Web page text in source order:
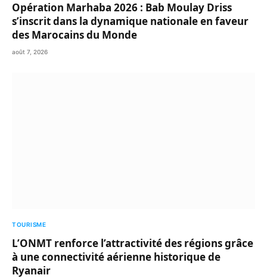
Opération Marhaba 2026 : Bab Moulay Driss
s’inscrit dans la dynamique nationale en faveur
des Marocains du Monde
août 7, 2026
TOURISME
L’ONMT renforce l’attractivité des régions grâce
à une connectivité aérienne historique de
Ryanair